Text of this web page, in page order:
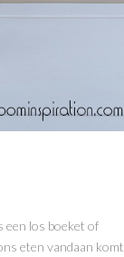
een los boeket of
eten vandaan komt,